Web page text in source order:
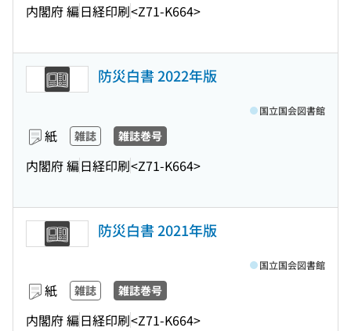
内閣府 編日経印刷<Z71-K664>
防災白書 2022年版
紙 雑誌 雑誌巻号
内閣府 編日経印刷<Z71-K664>
国立国会図書館
防災白書 2021年版
紙 雑誌 雑誌巻号
内閣府 編日経印刷<Z71-K664>
国立国会図書館